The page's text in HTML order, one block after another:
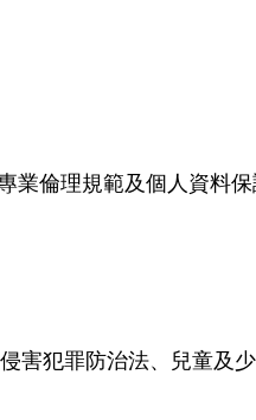
業倫理規範及個人資料
害犯罪防治法、兒童及